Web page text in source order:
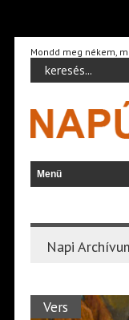
Mondd meg nékem,
Napi
Vers